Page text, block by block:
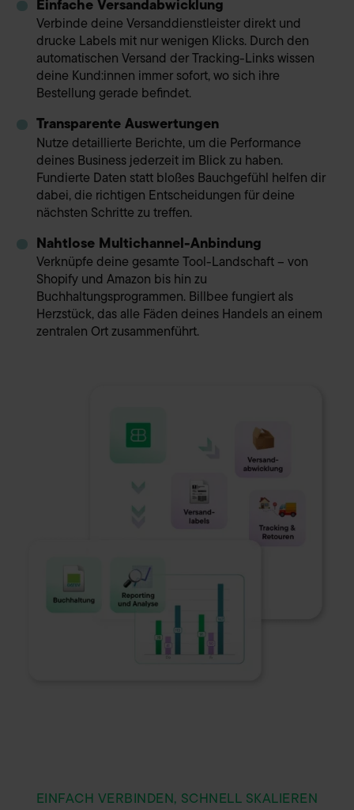
Einfache Versandabwicklung
Verbinde deine Versanddienstleister direkt und
drucke Labels mit nur wenigen Klicks. Durch den
automatischen Versand der Tracking-Links wissen
deine Kund:innen immer sofort, wo sich ihre
Bestellung gerade befindet.
Transparente Auswertungen
Nutze detaillierte Berichte, um die Performance
deines Business jederzeit im Blick zu haben.
Fundierte Daten statt bloßes Bauchgefühl helfen dir
dabei, die richtigen Entscheidungen für deine
nächsten Schritte zu treffen.
Nahtlose Multichannel-Anbindung
Verknüpfe deine gesamte Tool-Landschaft – von
Shopify und Amazon bis hin zu
Buchhaltungsprogrammen. Billbee fungiert als
Herzstück, das alle Fäden deines Handels an einem
zentralen Ort zusammenführt.
EINFACH VERBINDEN, SCHNELL SKALIEREN